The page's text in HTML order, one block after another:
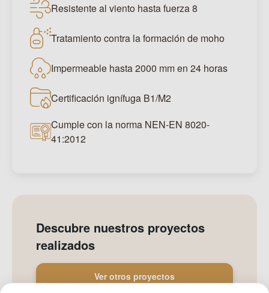
Resistente al viento hasta fuerza 8
Tratamiento contra la formación de moho
Impermeable hasta 2000 mm en 24 horas
Certificación ignífuga B1/M2
Cumple con la norma NEN-EN 8020-
41:2012
Descubre nuestros proyectos
realizados
Ver otros proyectos